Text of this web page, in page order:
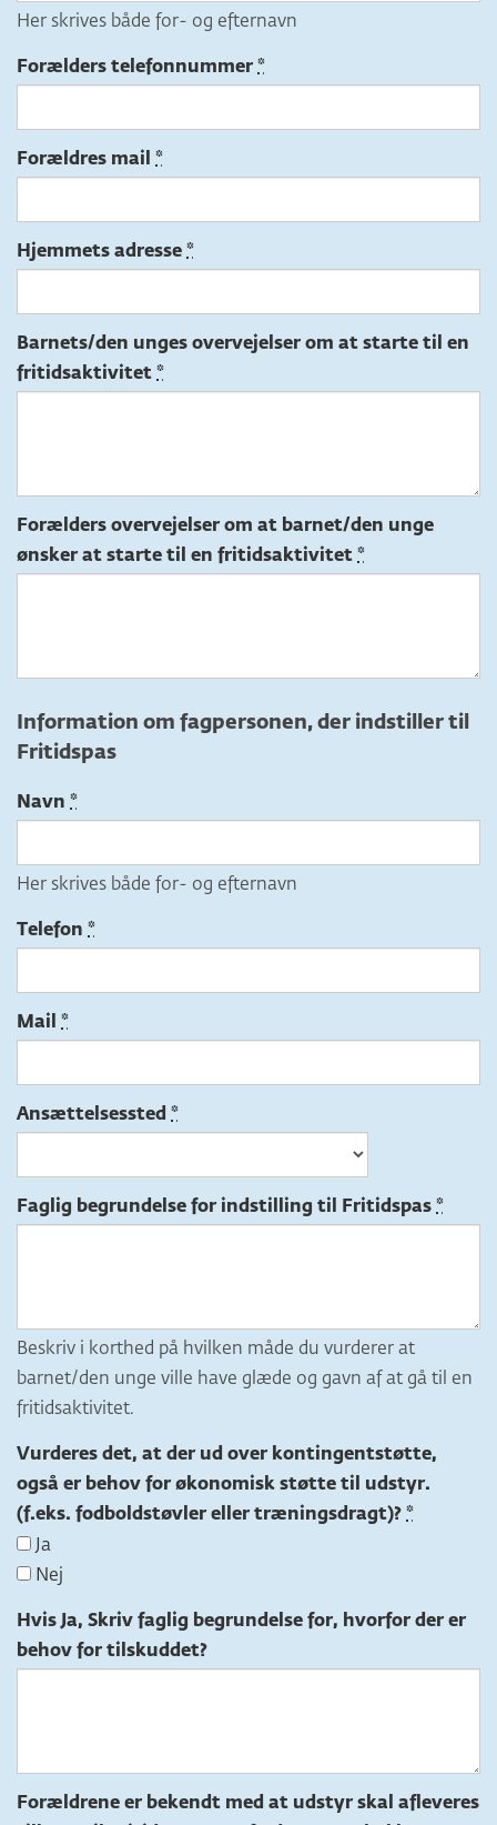
Her skrives både for- og efternavn
Forælders telefonnummer
Forældres mail
Hjemmets adresse
Barnets/den unges overvejelser om at starte til en
fritidsaktivitet
Forælders overvejelser om at barnet/den unge
ønsker at starte til en fritidsaktivitet
Information om fagpersonen, der indstiller til
Fritidspas
Navn
Her skrives både for- og efternavn
Telefon
Mail
Ansættelsessted
Faglig begrundelse for indstilling til Fritidspas
Beskriv i korthed på hvilken måde du vurderer at
barnet/den unge ville have glæde og gavn af at gå til en
fritidsaktivitet.
Vurderes det, at der ud over kontingentstøtte,
også er behov for økonomisk støtte til udstyr.
(f.eks. fodboldstøvler eller træningsdragt)?
Ja
Nej
Hvis Ja, Skriv faglig begrundelse for, hvorfor der er
behov for tilskuddet?
Forældrene er bekendt med at udstyr skal afleveres